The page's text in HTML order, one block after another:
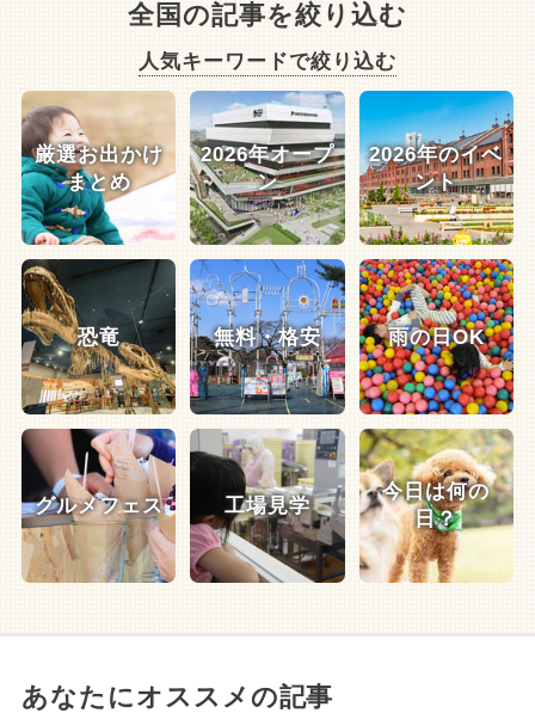
全国の記事を絞り込む
人気キーワードで絞り込む
厳選お出かけ
まとめ
2026年オープ
ン
2026年のイベ
ント
恐竜 無料・格安 雨の日OK
グルメフェス 工場見学
今日は何の
日？
あなたにオススメの記事